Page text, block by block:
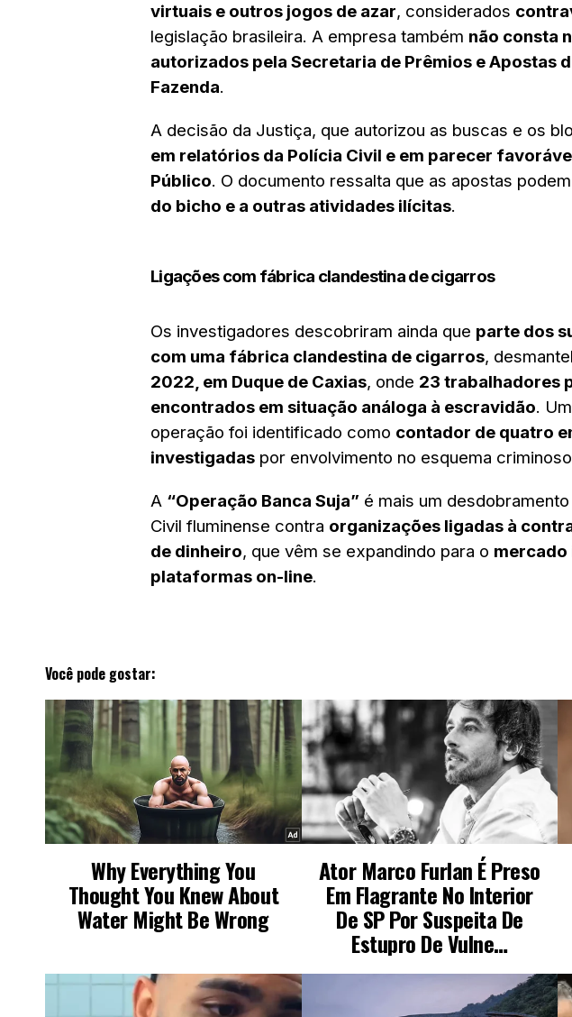
virtuais e outros jogos de azar, considerados
legislação brasileira. A empresa também não consta
autorizados pela Secretaria de Prêmios e Apostas
Fazenda.
A decisão da Justiça, que autorizou as buscas e os
em relatórios da Polícia Civil e em parecer
Público. O documento ressalta que as apostas
do bicho e a outras atividades ilícitas.
Ligações com fábrica clandestina de cigarros
Os investigadores descobriram ainda que parte dos
com uma fábrica clandestina de cigarros,
2022, em Duque de Caxias, onde 23 trabalhadores
encontrados em situação análoga à escravidão.
operação foi identificado como contador de quatro
investigadas por envolvimento no esquema
A “Operação Banca Suja” é mais um
Civil fluminense contra organizações ligadas à
de dinheiro, que vêm se expandindo para o mercado
plataformas on-line.